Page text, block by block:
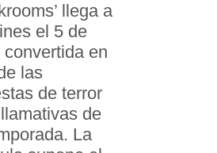
llega a
el 5 de
convertida en
las
de terror
de
La